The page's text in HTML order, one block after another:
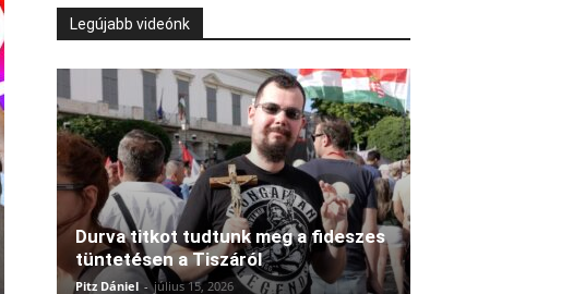
Legújabb videónk
Durva titkot tudtunk meg a fideszes
tüntetésen a Tiszáról
Pitz Dániel - július 15, 2026